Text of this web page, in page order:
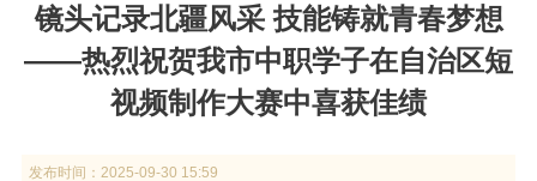
镜头记录北疆风采 技能铸就青春梦想
——热烈祝贺我市中职学子在自治区短
视频制作大赛中喜获佳绩
发布时间： 2025-09-30 15:59